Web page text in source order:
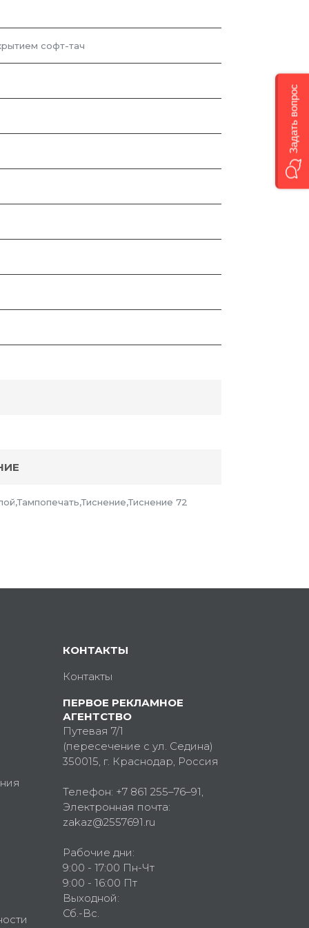
софт-тач
72
КОНТАКТЫ
Контакты
ПЕРВОЕ РЕКЛАМНОЕ
АГЕНТСТВО
Путевая 7/1
(пересечение с ул. Седина)
350015, г. Краснодар, Россия
Телефон: +7 861 255–76–91,
Электронная почта:
zakaz@2557691.ru
Рабочие дни:
9:00 - 17:00 Пн-Чт
9:00 - 16:00 Пт
Выходной:
Сб.-Вс.
Задать вопрос